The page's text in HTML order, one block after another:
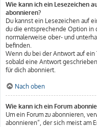
Wie kann ich ein Lesezeichen
abonnieren?
Du kannst ein Lesezeichen auf
du die entsprechende Option in
normalerweise ober- und
befinden.
Wenn du bei der Antwort auf
sobald eine Antwort
für dich abonniert.
Nach oben
Wie kann ich ein Forum
Um ein Forum zu abonnieren,
abonnieren“, der sich meist am